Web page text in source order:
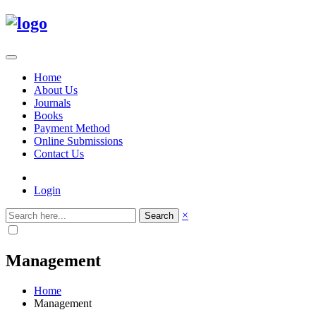
Home
About Us
Journals
Books
Payment Method
Online Submissions
Contact Us
Login
Search ×
Management
Home
Management